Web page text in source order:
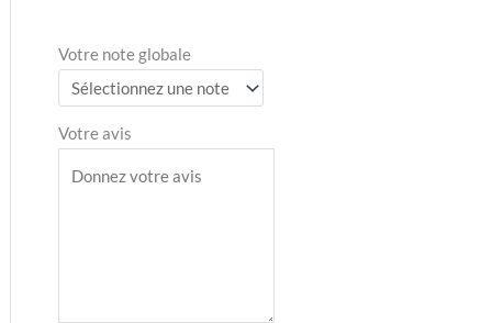
Votre note globale
Votre avis